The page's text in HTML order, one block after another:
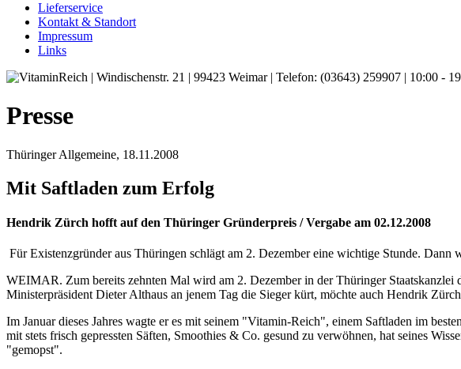
Lieferservice
Kontakt & Standort
Impressum
Links
Presse
Thüringer Allgemeine, 18.11.2008
Mit Saftladen zum Erfolg
Hendrik Zürch hofft auf den Thüringer Gründerpreis / Vergabe am 02.12.2008
Für Existenzgründer aus Thüringen schlägt am 2. Dezember eine wichtige Stunde.
WEIMAR. Zum bereits zehnten Mal wird am 2. Dezember in der Thüringer
Ministerpräsident Dieter Althaus an jenem Tag die Sieger kürt, möchte auch Hendrik
Im Januar dieses Jahres wagte er es mit seinem "Vitamin-Reich", einem Saftladen im
mit stets frisch gepressten Säften, Smoothies & Co. gesund zu verwöhnen, hat seines
"gemopst".